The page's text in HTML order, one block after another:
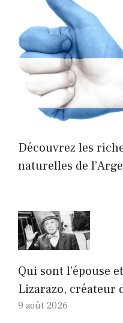
Découvrez les
naturelles de
Qui sont l’épouse
Lizarazo, créateur
9 août 2026